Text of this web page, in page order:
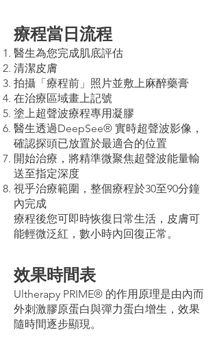
療程當日流程
醫生為您完成肌底評估
清潔皮膚
拍攝「療程前」照片並敷上麻醉藥膏
在治療區域畫上記號
塗上超聲波療程專用凝膠
醫生透過DeepSee® 實時超聲波影像，
確認探頭已放置於最適合的位置
開始治療，將精準微聚焦超聲波能量輸
送至指定深度
視乎治療範圍，整個療程於30至90分鐘
內完成
療程後您可即時恢復日常生活，皮膚可
能輕微泛紅，數小時內回復正常。
效果時間表
Ultherapy PRIME® 的作用原理是由內而
外刺激膠原蛋白與彈力蛋白增生，效果
隨時間逐步顯現。